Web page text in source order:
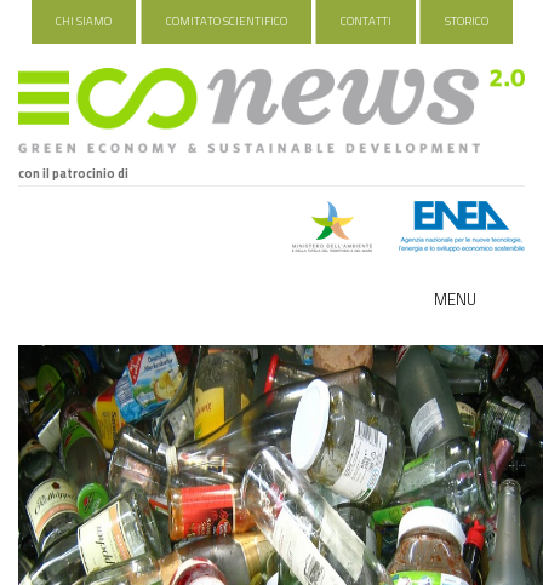
CHI SIAMO COMITATO SCIENTIFICO CONTATTI STORICO
con il patrocinio di
MENU
ECO-NOMY
INDUSTRIA VERDE
FOOD&TRAVEL
HEALTH&WELLNESS
GREEN TECH